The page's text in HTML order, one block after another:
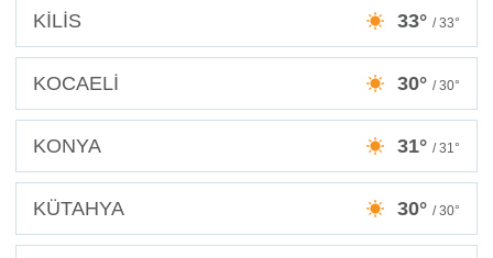
KİLİS 33° / 33°
KOCAELİ 30° / 30°
KONYA 31° / 31°
KÜTAHYA 30° / 30°